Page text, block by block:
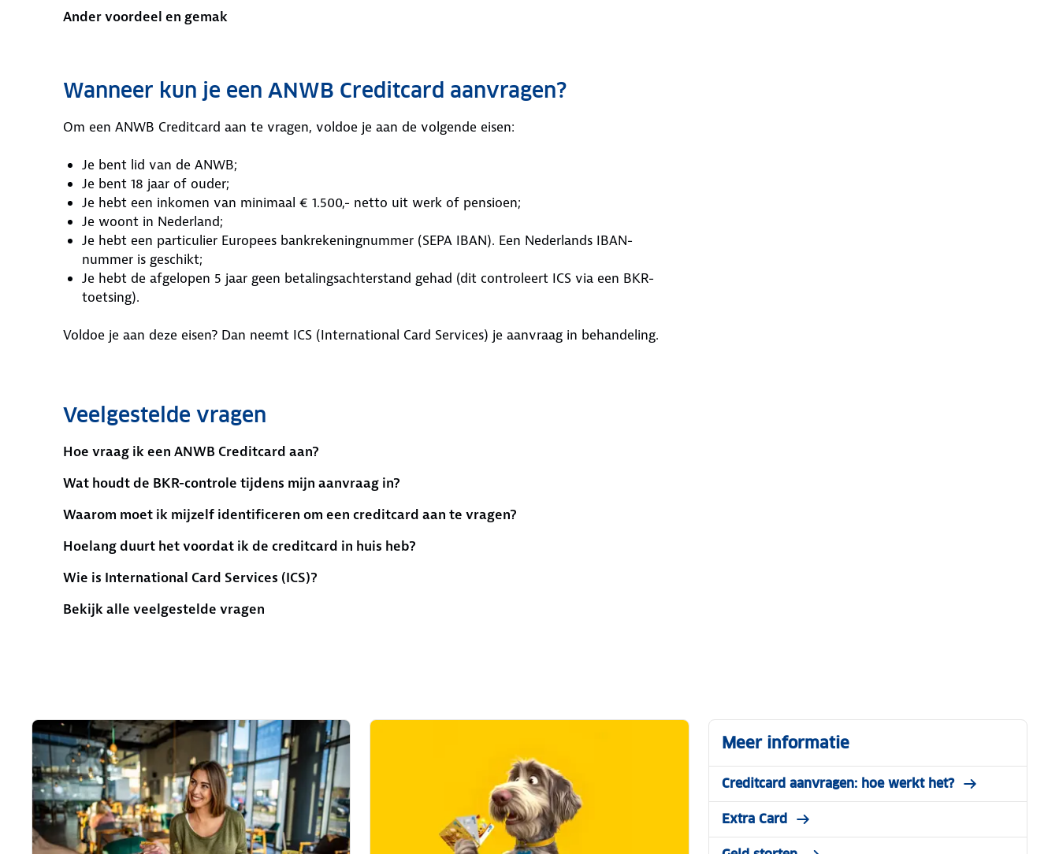
Ander voordeel en gemak
Wanneer kun je een ANWB Creditcard aanvragen?
Om een ANWB Creditcard aan te vragen, voldoe je aan de volgende eisen:
Je bent lid van de ANWB;
Je bent 18 jaar of ouder;
Je hebt een inkomen van minimaal € 1.500,- netto uit werk of pensioen;
Je woont in Nederland;
Je hebt een particulier Europees bankrekeningnummer (SEPA IBAN). Een Nederlands IBAN-
nummer is geschikt;
Je hebt de afgelopen 5 jaar geen betalingsachterstand gehad (dit controleert ICS via een BKR-
toetsing).
Voldoe je aan deze eisen? Dan neemt ICS (International Card Services) je aanvraag in behandeling.
Veelgestelde vragen
Hoe vraag ik een ANWB Creditcard aan?
Wat houdt de BKR-controle tijdens mijn aanvraag in?
Waarom moet ik mijzelf identificeren om een creditcard aan te vragen?
Hoelang duurt het voordat ik de creditcard in huis heb?
Wie is International Card Services (ICS)?
Bekijk alle veelgestelde vragen
Meer informatie
Creditcard aanvragen: hoe werkt het?
Extra Card